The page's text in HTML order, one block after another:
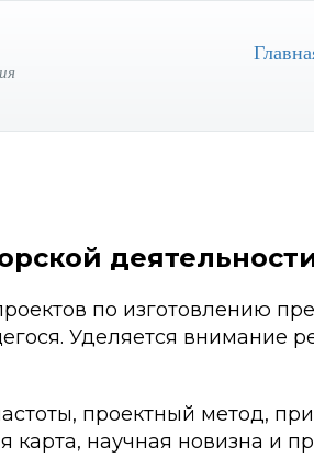
по изготовлению
Уделяется внимание
проектный метод,
научная новизна и